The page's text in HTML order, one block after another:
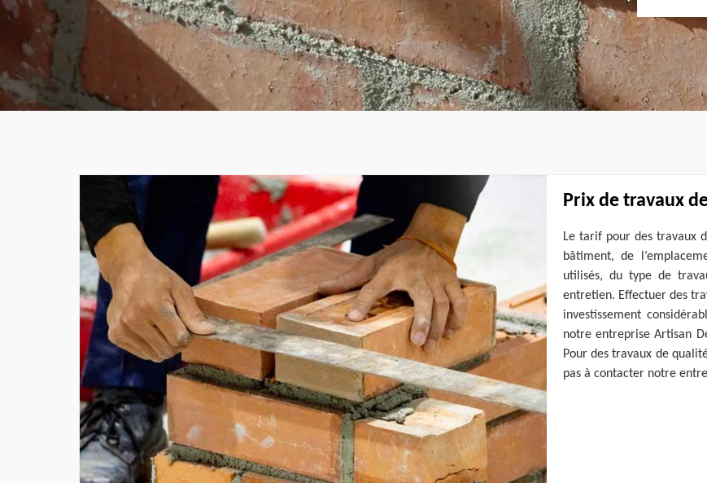
Prix de travaux
Le tarif pour des travaux
bâtiment, de
utilisés, du type de
entretien. Effectuer des
investissement
notre entreprise Artisan
Pour des travaux de
pas à contacter notre